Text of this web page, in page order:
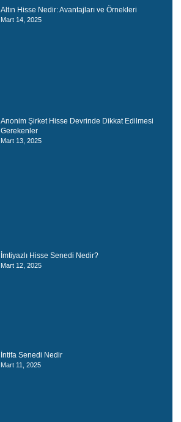
Altın Hisse Nedir: Avantajları ve Örnekleri
Mart 14, 2025
Anonim Şirket Hisse Devrinde Dikkat Edilmesi
Gerekenler
Mart 13, 2025
İmtiyazlı Hisse Senedi Nedir?
Mart 12, 2025
İntifa Senedi Nedir
Mart 11, 2025